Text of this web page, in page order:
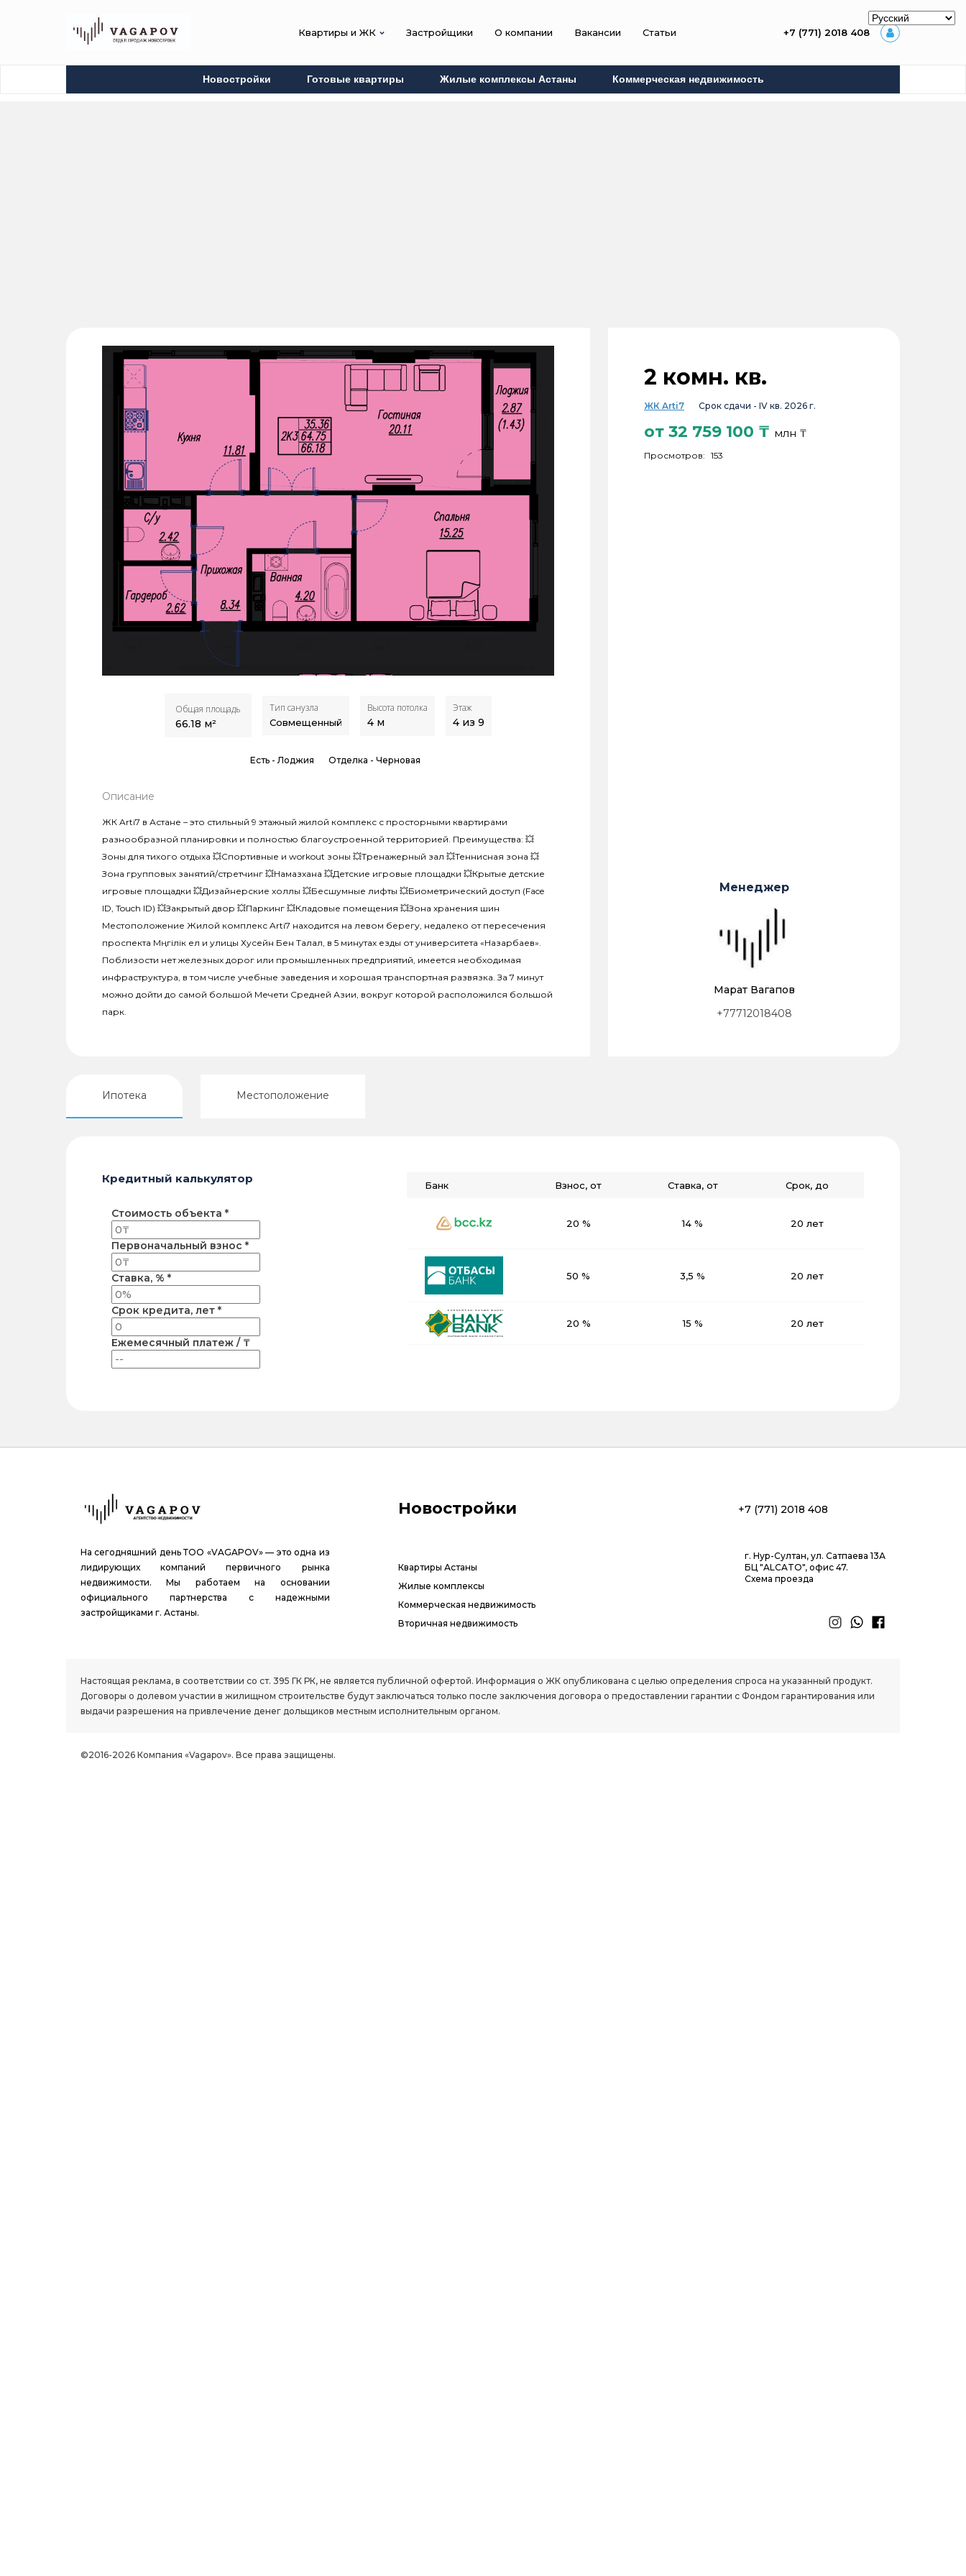
Квартиры и ЖК Застройщики О компании Вакансии Статьи +7 (771) 2018 408
Новостройки Готовые квартиры Жилые комплексы Астаны Коммерческая недвижимость
Общая площадь
66.18 м²
Тип санузла
Совмещенный
Высота потолка
4 м
Этаж
4 из 9
Есть -Лоджия Отделка - Черновая
Описание
ЖК Arti7 в Астане – это стильный 9 этажный жилой комплекс с просторными квартирами
разнообразной планировки и полностью благоустроенной территорией. Преимущества: 💥
Зоны для тихого отдыха 💥Спортивные и workout зоны 💥Тренажерный зал 💥Теннисная зона 💥
Зона групповых занятий/стретчинг 💥Намазхана 💥Детские игровые площадки 💥Крытые детские
игровые площадки 💥Дизайнерские холлы 💥Бесшумные лифты 💥Биометрический доступ (Face
ID, Touch ID) 💥Закрытый двор 💥Паркинг 💥Кладовые помещения 💥Зона хранения шин
Местоположение Жилой комплекс Arti7 находится на левом берегу, недалеко от пересечения
проспекта Мәңгілік ел и улицы Хусейн Бен Талал, в 5 минутах езды от университета «Назарбаев».
Поблизости нет железных дорог или промышленных предприятий, имеется необходимая
инфраструктура, в том числе учебные заведения и хорошая транспортная развязка. За 7 минут
можно дойти до самой большой Мечети Средней Азии, вокруг которой расположился большой
парк.
2 комн. кв.
ЖК Arti7 Срок сдачи - IV кв. 2026 г.
от 32 759 100 ₸ млн ₸
Просмотров: 153
Менеджер
Марат Вагапов
+77712018408
Ипотека Местоположение
Кредитный калькулятор
Стоимость объекта *
Первоначальный взнос *
Ставка, % *
Срок кредита, лет *
Ежемесячный платеж / ₸
Банк Взнос, от Ставка, от Срок, до
20 % 14 % 20 лет
50 % 3,5 % 20 лет
20 % 15 % 20 лет
На сегодняшний день ТОО «VAGAPOV» — это одна из
лидирующих компаний первичного рынка
недвижимости. Мы работаем на основании
официального партнерства с надежными
застройщиками г. Астаны.
Новостройки
Квартиры Астаны
Жилые комплексы
Коммерческая недвижимость
Вторичная недвижимость
+7 (771) 2018 408
г. Нур-Султан, ул. Сатпаева 13А
БЦ "ALCATO", офис 47.
Схема проезда
Настоящая реклама, в соответствии со ст. 395 ГК РК, не является публичной офертой. Информация о ЖК опубликована с целью определения спроса на указанный продукт.
Договоры о долевом участии в жилищном строительстве будут заключаться только после заключения договора о предоставлении гарантии с Фондом гарантирования или
выдачи разрешения на привлечение денег дольщиков местным исполнительным органом.
©2016-2026 Компания «Vagapov». Все права защищены.